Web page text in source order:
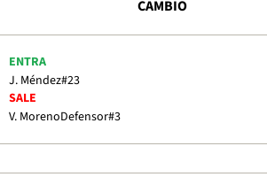
CAMBIO
ENTRA
J. Méndez#23
SALE
V. MorenoDefensor#3